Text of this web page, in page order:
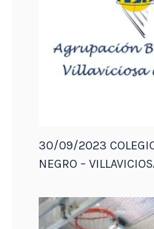
30/09/2023
NEGRO –